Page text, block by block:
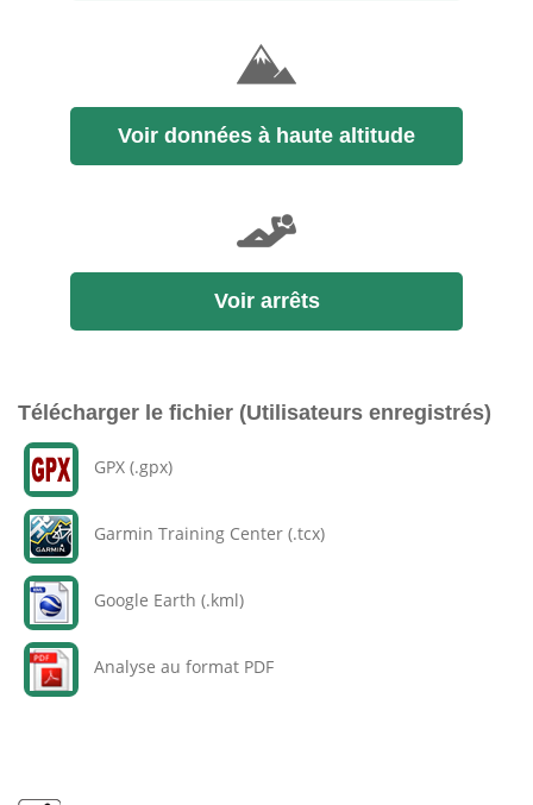
Voir données à haute altitude
Voir arrêts
Télécharger le fichier (Utilisateurs enregistrés)
GPX (.gpx)
Garmin Training Center (.tcx)
Google Earth (.kml)
Analyse au format PDF